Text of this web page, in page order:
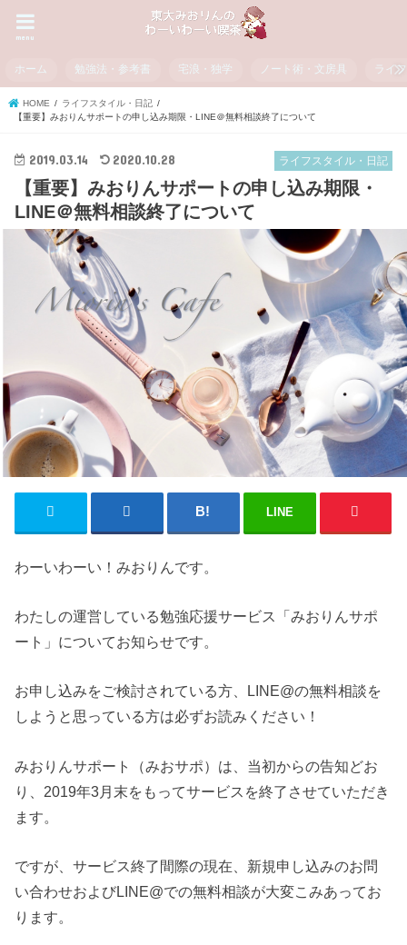
menu
ホーム 勉強法・参考書 宅浪・独学 ノート術・文房具 ライ
HOME
ライフスタイル・日記
【重要】みおりんサポートの申し込み期限・LINE＠無料相談終了について
ライフスタイル・日記
2019.03.14 2020.10.28
【重要】みおりんサポートの申し込み期限・
LINE＠無料相談終了について
LINE
わーいわーい！みおりんです。
わたしの運営している勉強応援サービス「みおりんサポ
ート」についてお知らせです。
お申し込みをご検討されている方、LINE@の無料相談を
しようと思っている方は必ずお読みください！
みおりんサポート（みおサポ）は、当初からの告知どお
り、2019年3月末をもってサービスを終了させていただき
ます。
ですが、サービス終了間際の現在、新規申し込みのお問
い合わせおよびLINE@での無料相談が大変こみあってお
ります。